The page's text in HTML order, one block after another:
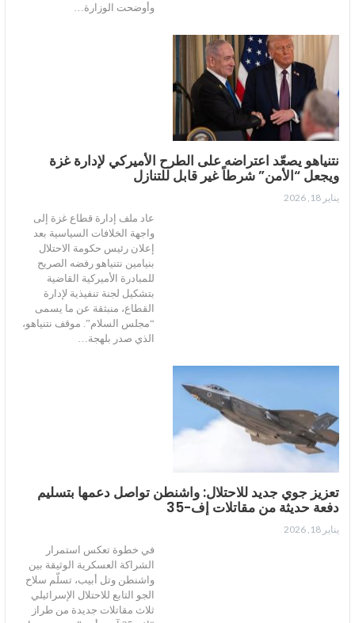
وأوضحت الوزارة…
نتنياهو يصعّد اعتراضه على الطرح الأميركي لإدارة غزة
ويجعل “الأمن” شرطاً غير قابل للتنازل
يناير 18, 2026
عاد ملف إدارة قطاع غزة إلى
واجهة الخلافات السياسية بعد
إعلان رئيس حكومة الاحتلال
بنيامين نتنياهو رفضه الصريح
للمبادرة الأميركية القاضية
بتشكيل لجنة تنفيذية لإدارة
القطاع، منبثقة عن ما يسمى
“مجلس السلام”. موقف نتنياهو،
الذي صدر بلهجة…
تعزيز جوي جديد للاحتلال: واشنطن تواصل دعمها بتسليم
دفعة حديثة من مقاتلات إف-35
يناير 18, 2026
في خطوة تعكس استمرار
الشراكة العسكرية الوثيقة بين
واشنطن وتل أبيب، تسلّم سلاح
الجو التابع للاحتلال الإسرائيلي
ثلاث مقاتلات جديدة من طراز